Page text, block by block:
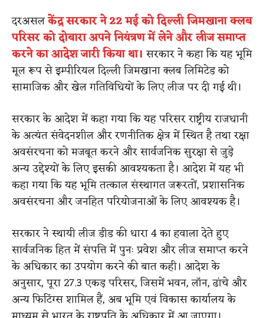
दरअसलकेंद्र सरकार ने 22 मई को दिल्ली जिमखाना क्लब
परिसर को दोबारा अपने नियंत्रण में लेने और लीज समाप्त
करने का आदेश जारी किया था।सरकार ने कहा कि यह भूमि
मूल रूप से इम्पीरियल दिल्ली जिमखाना क्लब लिमिटेड को
सामाजिक और खेल गतिविधियों के लिए लीज पर दी गई थी।
सरकार के आदेश में कहा गया कि यह परिसर राष्ट्रीय राजधानी
के अत्यंत संवेदनशील और रणनीतिक क्षेत्र में स्थित है तथा रक्षा
अवसंरचना को मजबूत करने और सार्वजनिक सुरक्षा से जुड़े
अन्य उद्देश्यों के लिए इसकी आवश्यकता है। आदेश में यह भी
कहा गया कि यह भूमि तत्काल संस्थागत जरूरतों, प्रशासनिक
अवसंरचना और जनहित परियोजनाओं के लिए आवश्यक है।
सरकार ने स्थायी लीज डीड की धारा 4 का हवाला देते हुए
सार्वजनिक हित में संपत्ति में पुनः प्रवेश और लीज समाप्त करने
के अधिकार का उपयोग करने की बात कही। आदेश के
अनुसार, पूरा 27.3 एकड़ परिसर, जिसमें भवन, लॉन, ढांचे और
अन्य फिटिंग्स शामिल हैं, अब भूमि एवं विकास कार्यालय के